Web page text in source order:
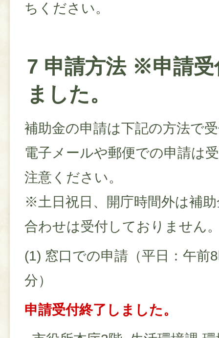
ちください。
7 申請方法 ※申請受
ました。
補助金の申請は下記の方法で
電子メールや郵便での申請は
注意ください。
※土日祝日、開庁時間外は補
合わせは受付しておりません
(1) 窓口での申請（平日：午前
分）
申請受付終了しました。